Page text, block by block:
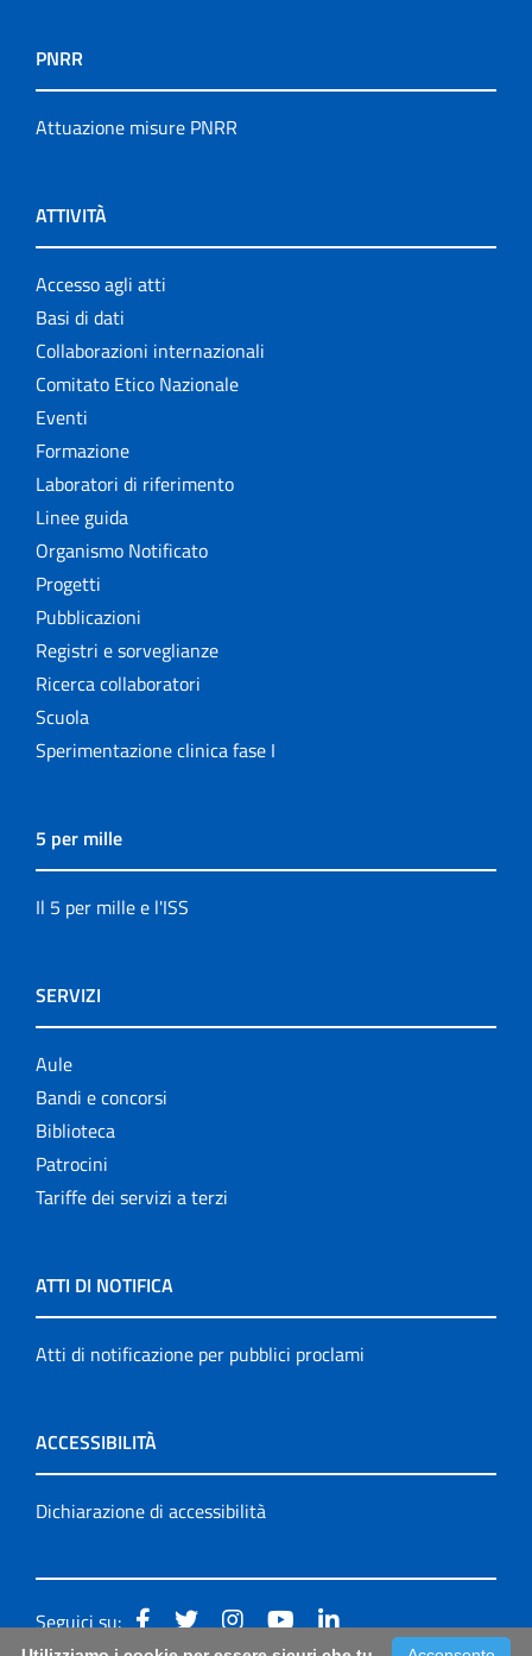
PNRR
Attuazione misure PNRR
ATTIVITÀ
Accesso agli atti
Basi di dati
Collaborazioni internazionali
Comitato Etico Nazionale
Eventi
Formazione
Laboratori di riferimento
Linee guida
Organismo Notificato
Progetti
Pubblicazioni
Registri e sorveglianze
Ricerca collaboratori
Scuola
Sperimentazione clinica fase I
5 per mille
Il 5 per mille e l'ISS
SERVIZI
Aule
Bandi e concorsi
Biblioteca
Patrocini
Tariffe dei servizi a terzi
ATTI DI NOTIFICA
Atti di notificazione per pubblici proclami
ACCESSIBILITÀ
Dichiarazione di accessibilità
Seguici su: